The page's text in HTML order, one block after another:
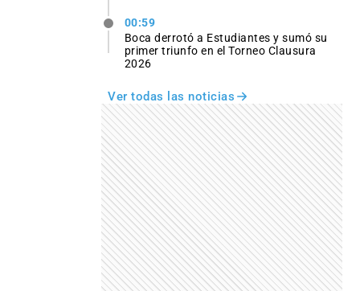
00:59
Boca derrotó a Estudiantes y sumó su
primer triunfo en el Torneo Clausura
2026
Ver todas las noticias